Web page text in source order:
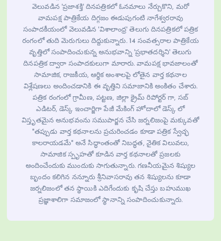
వెలువడిన 'ప్రజాశక్తి' దినపత్రికలో ఓనమాలు నేర్చుకొని, మరో
వామపక్ష పాత్రికేయ దిగ్గజం ఈడుపుగంటి నాగేశ్వరరావు
సంపాదకీయంలో వెలువడిన 'విశాలాంధ్ర' తెలుగు దినపత్రికలో పత్రిక
రంగంలో తుది మెరుగులు దిద్దుకున్నారు. 14 సంవత్సరాల పాత్రికేయ
వృత్తిలో సంపాదించుకున్న అనుభవాన్ని 'ప్రభాతదర్శిని' తెలుగు
దినపత్రిక ద్వారా సంపాదకులుగా మారారు. వామపక్ష భావజాలంతో
సామాజిక, రాజకీయ, ఆర్థిక అంశాలపై లోతైన వార్త కథనాల
విశ్లేషణలు అందించడానికి ఈ వృత్తిని సమాజానికి అంకితం చేశారు.
పత్రిక రంగంలో గ్రామీణ, పట్టణ, జిల్లా క్రైమ్ రిపోర్టర్ గా, సబ్
ఎడిటర్, డెస్క్ ఇంచార్జిగా పేజీ మేకింగ్ హోదాలో డెస్క్ లో
విస్తృతమైన అనుభవంను సముపార్జన చేసి జర్నలిజంపై మక్కువతో
"తప్పుడు వార్త కథనాలను ప్రచురించడం కూడా పత్రిక స్వేచ్ఛ
కాలరాయడమే" అనే సిద్ధాంతంతో నిబద్ధత, నైతిక విలువలు,
సామాజిక స్పృహతో కూడిన వార్త కథనాలతో ప్రజలకు
అందించేందుకు ముందుకు సాగుతున్నారు. గణనీయమైన శిష్యుల
బృందం కలిగిన నన్నూరు శ్రీనివాసరావు తన శిష్యులను కూడా
జర్నలిజంలో తన స్థాయికి ఎదిగేందుకు కృషి చేస్తు బహుముఖ
ప్రజ్ఞాశాలిగా సమాజంలో స్థానాన్ని సంపాదించుకున్నారు.